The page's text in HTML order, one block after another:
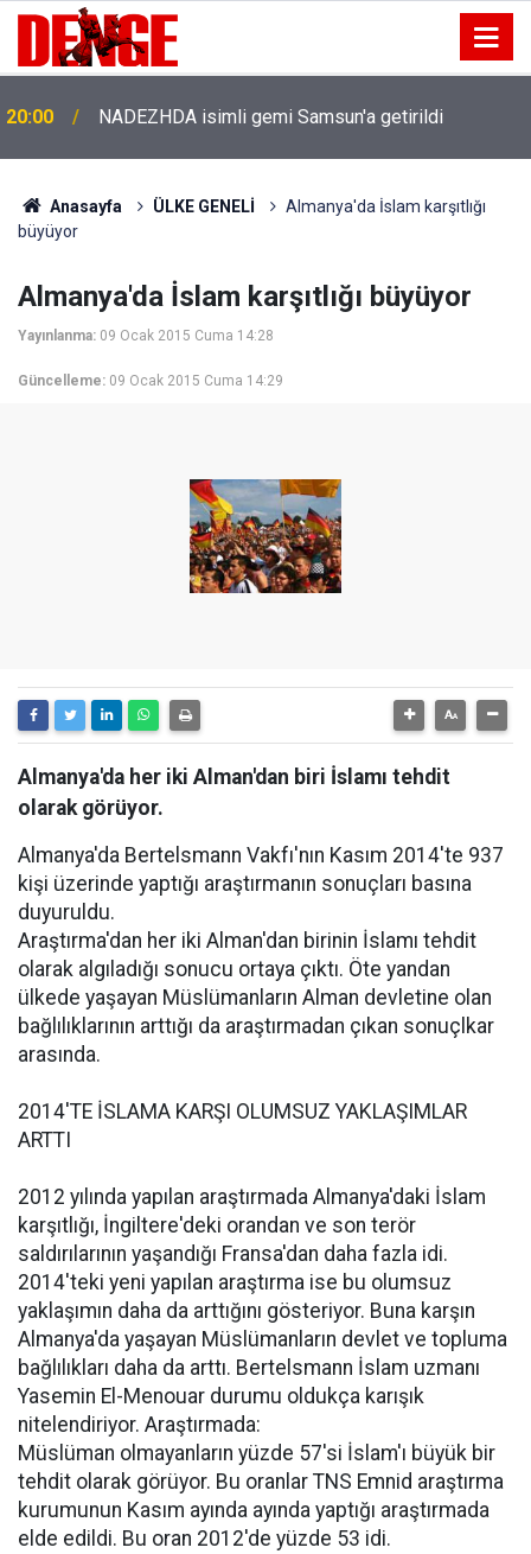
20:00 NADEZHDA isimli gemi Samsun'a getirildi
Anasayfa ÜLKE GENELİ
Almanya'da İslam karşıtlığı
büyüyor
Almanya'da İslam karşıtlığı büyüyor
Yayınlanma: 09 Ocak 2015 Cuma 14:28
Güncelleme: 09 Ocak 2015 Cuma 14:29
Almanya'da her iki Alman'dan biri İslamı tehdit
olarak görüyor.
Almanya'da Bertelsmann Vakfı'nın Kasım 2014'te 937
kişi üzerinde yaptığı araştırmanın sonuçları basına
duyuruldu.
Araştırma'dan her iki Alman'dan birinin İslamı tehdit
olarak algıladığı sonucu ortaya çıktı. Öte yandan
ülkede yaşayan Müslümanların Alman devletine olan
bağlılıklarının arttığı da araştırmadan çıkan sonuçlkar
arasında.
2014'TE İSLAMA KARŞI OLUMSUZ YAKLAŞIMLAR
ARTTI
2012 yılında yapılan araştırmada Almanya'daki İslam
karşıtlığı, İngiltere'deki orandan ve son terör
saldırılarının yaşandığı Fransa'dan daha fazla idi.
2014'teki yeni yapılan araştırma ise bu olumsuz
yaklaşımın daha da arttığını gösteriyor. Buna karşın
Almanya'da yaşayan Müslümanların devlet ve topluma
bağlılıkları daha da arttı. Bertelsmann İslam uzmanı
Yasemin El-Menouar durumu oldukça karışık
nitelendiriyor. Araştırmada:
Müslüman olmayanların yüzde 57'si İslam'ı büyük bir
tehdit olarak görüyor. Bu oranlar TNS Emnid araştırma
kurumunun Kasım ayında ayında yaptığı araştırmada
elde edildi. Bu oran 2012'de yüzde 53 idi.